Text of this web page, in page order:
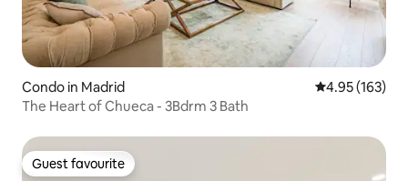
Condo in Madrid 4.95 out of 5
4.95 (163)
The Heart of Chueca - 3Bdrm 3 Bath
Guest favourite
Guest favourite